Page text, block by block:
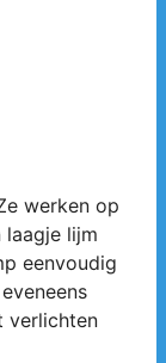
werken op
laagje lijm
eenvoudig
verlichten